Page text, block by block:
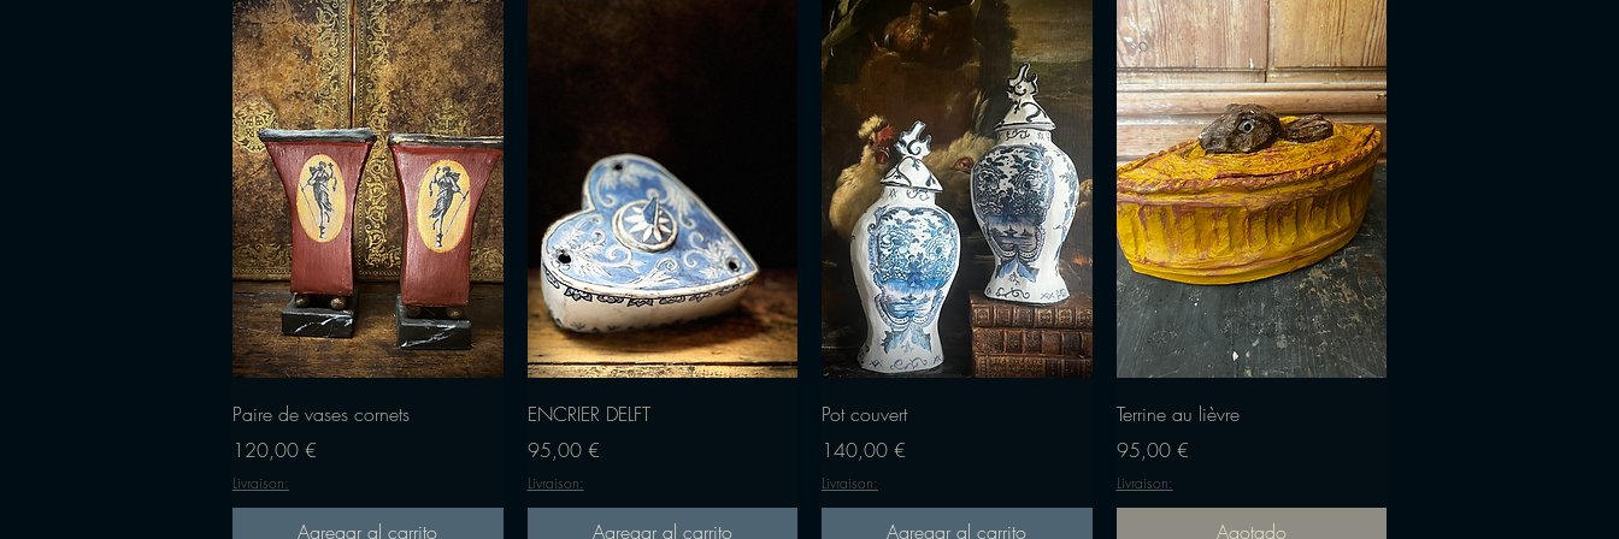
Vista rápida
Paire de vases cornets
Precio
120,00 €
Livraison:
Agregar al carrito
Vista rápida
ENCRIER DELFT
Precio
95,00 €
Livraison:
Agregar al carrito
Pot couvert
Precio
140,00 €
Livraison:
Agregar al carrito
Vista rápida
Terrine au lièvre
Precio
95,00 €
Livraison:
Agotado